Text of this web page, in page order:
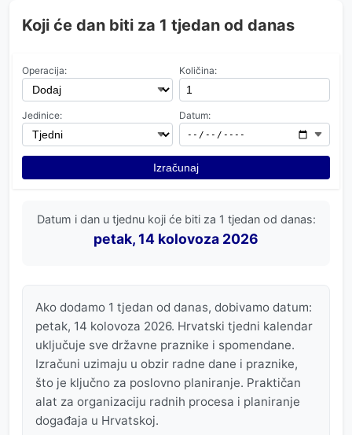
Koji će dan biti za 1 tjedan od danas
Operacija: Količina:
Jedinice: Datum:
Izračunaj
Datum i dan u tjednu koji će biti za 1 tjedan od danas:
petak, 14 kolovoza 2026
Ako dodamo 1 tjedan od danas, dobivamo datum:
petak, 14 kolovoza 2026. Hrvatski tjedni kalendar
uključuje sve državne praznike i spomendane.
Izračuni uzimaju u obzir radne dane i praznike,
što je ključno za poslovno planiranje. Praktičan
alat za organizaciju radnih procesa i planiranje
događaja u Hrvatskoj.